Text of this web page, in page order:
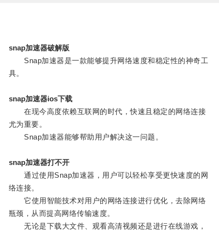
snap加速器破解版
Snap加速器是一款能够提升网络速度和稳定性的神奇工
具。
snap加速器ios下载
在现今高度依赖互联网的时代，快速且稳定的网络连接
尤为重要。
Snap加速器能够帮助用户解决这一问题。
snap加速器打不开
通过使用Snap加速器，用户可以轻松享受更快速度的网
络连接。
它使用智能技术对用户的网络连接进行优化，去除网络
瓶颈，从而提高网络传输速度。
无论是下载大文件、观看高清视频还是进行在线游戏，